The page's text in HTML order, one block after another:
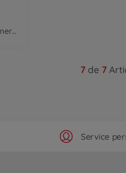
disponible dans le commerce
7de 7
Service